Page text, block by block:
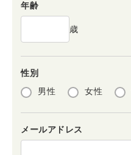
年齢
歳
性別
男性
女性
メールアドレス